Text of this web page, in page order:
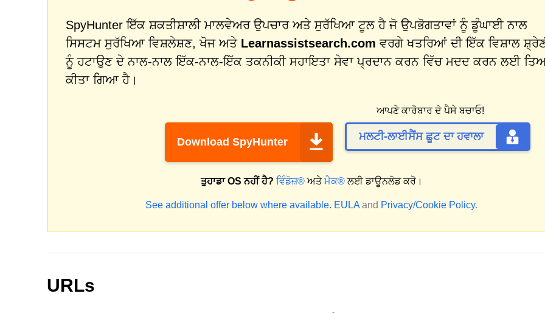
SpyHunter ਇੱਕ ਸ਼ਕਤੀਸ਼ਾਲੀ ਮਾਲਵੇਅਰ ਉਪਚਾਰ ਅਤੇ ਸੁਰੱਖਿਆ ਟੂਲ ਹੈ ਜੋ ਉਪਭੋਗਤਾਵਾਂ ਨੂੰ ਡੂੰਘਾਈ ਨਾਲ
ਸਿਸਟਮ ਸੁਰੱਖਿਆ ਵਿਸ਼ਲੇਸ਼ਣ, ਖੋਜ ਅਤੇ Learnassistsearch.com ਵਰਗੇ ਖਤਰਿਆਂ ਦੀ ਇੱਕ ਵਿਸ਼ਾਲ
ਨੂੰ ਹਟਾਉਣ ਦੇ ਨਾਲ-ਨਾਲ ਇੱਕ-ਨਾਲ-ਇੱਕ ਤਕਨੀਕੀ ਸਹਾਇਤਾ ਸੇਵਾ ਪ੍ਰਦਾਨ ਕਰਨ ਵਿੱਚ ਮਦਦ ਕਰਨ ਲਈ
ਕੀਤਾ ਗਿਆ ਹੈ।
Download SpyHunter
ਆਪਣੇ ਕਾਰੋਬਾਰ ਦੇ ਪੈਸੇ ਬਚਾਓ!
ਮਲਟੀ-ਲਾਈਸੈਂਸ ਛੂਟ ਦਾ ਹਵਾਲਾ
ਤੁਹਾਡਾ OS ਨਹੀਂ ਹੈ? ਵਿੰਡੋਜ਼®ਅਤੇਮੈਕ®ਲਈ ਡਾਊਨਲੋਡ ਕਰੋ।
See additional offer below where available. EULA and Privacy/Cookie Policy.
URLs